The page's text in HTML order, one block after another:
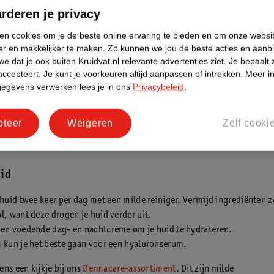
dat de volgorde waarin je huidverzorgingsproducten aanbrengt
Door gezichtsverzorgingsproducten in een bepaalde volgorde te
elkaar en zijn ze het meest effectief. Dit heetskincare layeren;
elkaar heen aanbrengen.
voor jouw huidtype
heeft andere huidverzorging nodig. Ontdek hier welke
twee keer per dag met een milde reiniger. Vermijd ingrediënten
want deze drogen je huid verder uit.
voedende dag- en nachtcrème om je huid te hydrateren.
kun je het beste gaan voor een hyaluronserum.
een kijkje bij ons Dermacare-assortiment. Dit zijn milde
je privacy
cookies om je de beste online ervaring te bieden en om onze
en makkelijker te maken. Zo kunnen we jou de beste acties en
dat je ook buiten Kruidvat.nl relevante advertenties ziet. Je bepaalt
Je kunt je voorkeuren altijd aanpassen of intrekken. Meer
verwerken lees je in ons Privacybeleid.
Zelf
Weigeren